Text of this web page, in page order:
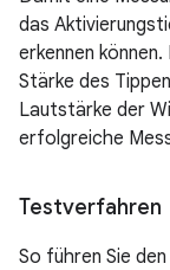
das
erkennen
Stärke des
Lautstärke der
erfolgreiche
Testverfahren
So führen Sie